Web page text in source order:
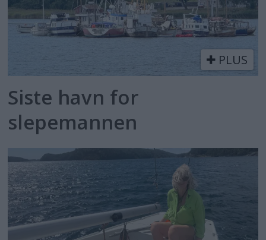
PLUS
Siste havn for
slepemannen